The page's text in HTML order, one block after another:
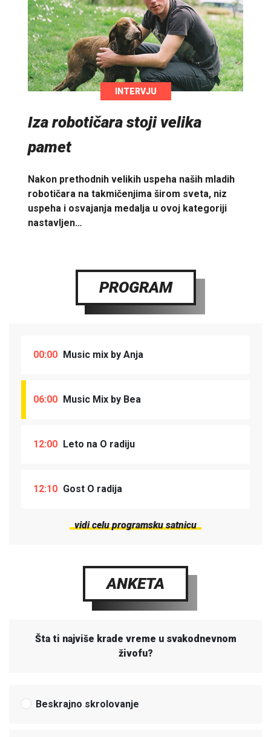
INTERVJU
Iza robotičara stoji velika
pamet
Nakon prethodnih velikih uspeha naših mladih
robotičara na takmičenjima širom sveta, niz
uspeha i osvajanja medalja u ovoj kategoriji
nastavljen…
PROGRAM
00:00 Music mix by Anja
06:00 Music Mix by Bea
12:00 Leto na O radiju
12:10 Gost O radija
vidi celu programsku satnicu
ANKETA
Šta ti najviše krade vreme u svakodnevnom
živofu?
Beskrajno skrolovanje